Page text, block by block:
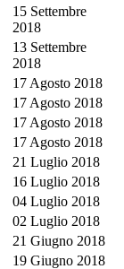
15 Settembre
2018
13 Settembre
2018
17 Agosto 2018
17 Agosto 2018
17 Agosto 2018
17 Agosto 2018
21 Luglio 2018
16 Luglio 2018
04 Luglio 2018
02 Luglio 2018
21 Giugno 2018
19 Giugno 2018